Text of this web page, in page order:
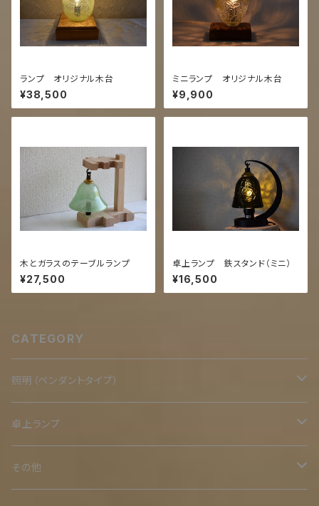
ランプ オリジナル木台
¥38,500
ミニランプ オリジナル木台
¥9,900
木とガラスのテーブルランプ
¥27,500
卓上ランプ 鉄スタンド（ミニ）
¥16,500
CATEGORY
照明（ペンダントタイプ）
二重
卓上ランプ
鉄スタンド
その他